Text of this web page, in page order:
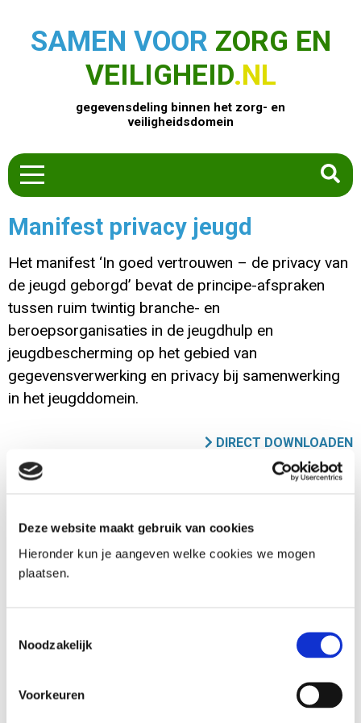
Deze website maakt gebruik van cookies
Hieronder kun je aangeven welke cookies we mogen
plaatsen.
Noodzakelijk
Voorkeuren
SAMEN VOOR ZORG EN
VEILIGHEID.NL
gegevensdeling binnen het zorg- en
veiligheidsdomein
HOME
ZOEK EEN PRODUCT
ACTUEEL
OVER ONS
CONTACT
COMMUNITY
Manifest privacy jeugd
Het manifest ‘In goed vertrouwen – de privacy van
de jeugd geborgd’ bevat de principe-afspraken
tussen ruim twintig branche- en
beroepsorganisaties in de jeugdhulp en
jeugdbescherming op het gebied van
gegevensverwerking en privacy bij samenwerking
in het jeugddomein.
DIRECT DOWNLOADEN
Doelgroep
juristen en beleidsmedewerkers in de jeugdhulp en
jeugdbescherming.
Doel
delen van gegevens in het kader van een gezonde en veilige
ontwikkeling van jeugdigen en het beschermen van de